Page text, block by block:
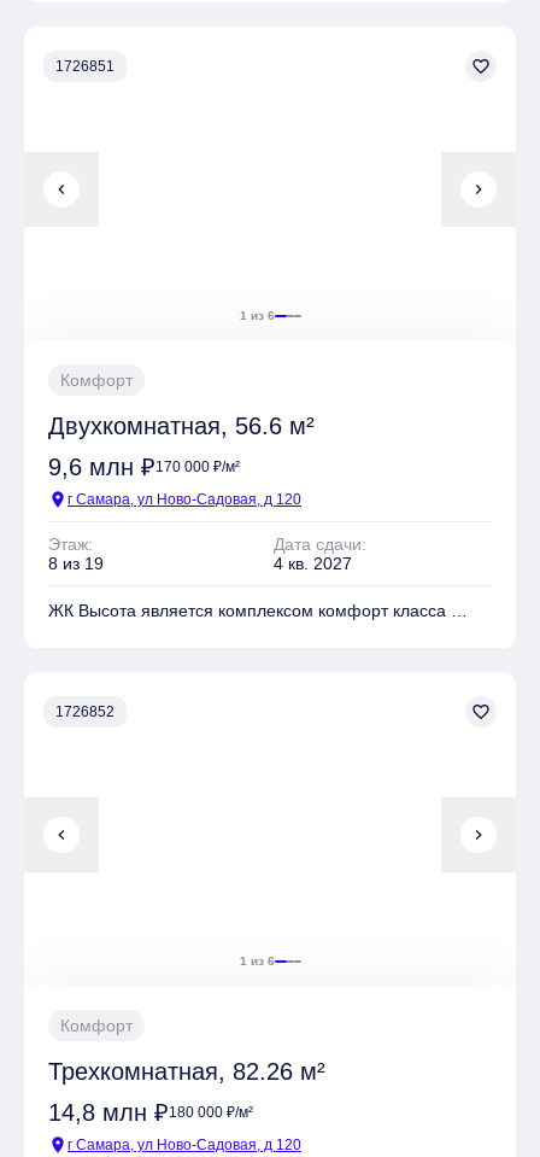
chevron_left chevron_right
1 из 6
1726851 favorite_border
Комфорт
Двухкомнатная, 56.6 м²
9,6 млн ₽170 000 ₽/м²
location_on г Самара, ул Ново-Садовая, д 120
Этаж:
8 из 19
Дата сдачи:
4 кв. 2027
ЖК Высота является комплексом комфорт класса
chevron_left chevron_right
1 из 6
1726852 favorite_border
Комфорт
Трехкомнатная, 82.26 м²
14,8 млн ₽180 000 ₽/м²
location_on г Самара, ул Ново-Садовая, д 120